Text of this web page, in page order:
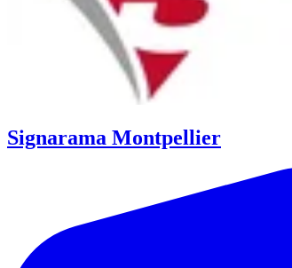
Signarama Montpellier